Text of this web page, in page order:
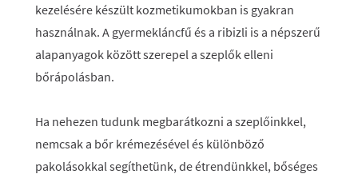
kezelésére készült kozmetikumokban is gyakran
használnak. A gyermekláncfű és a ribizli is a népszerű
alapanyagok között szerepel a szeplők elleni
bőrápolásban.
Ha nehezen tudunk megbarátkozni a szeplőinkkel,
nemcsak a bőr krémezésével és különböző
pakolásokkal segíthetünk, de étrendünkkel, bőséges